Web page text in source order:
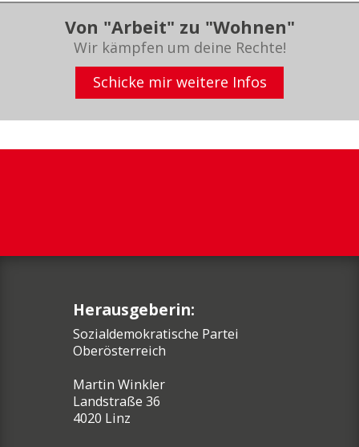
Von "Arbeit" zu "Wohnen"
Wir kämpfen um deine Rechte!
Schicke mir weitere Infos
Herausgeberin:
Sozialdemokratische Partei
Oberösterreich
Martin Winkler
Landstraße 36
4020 Linz